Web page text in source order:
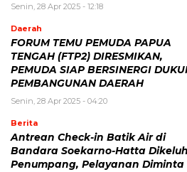
Senin, 28 Apr 2025 - 12:18
Daerah
FORUM TEMU PEMUDA PAPUA
TENGAH (FTP2) DIRESMIKAN,
PEMUDA SIAP BERSINERGI
PEMBANGUNAN DAERAH
Senin, 28 Apr 2025 - 04:20
Berita
Antrean Check-in Batik Air di
Bandara Soekarno-Hatta
Penumpang, Pelayanan Diminta